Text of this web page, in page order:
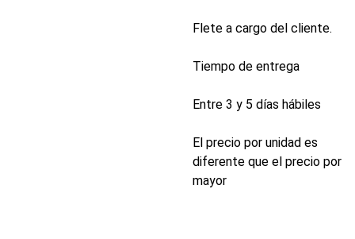
Flete a cargo del cliente.
Tiempo de entrega
Entre 3 y 5 días hábiles
El precio por unidad es
diferente que el precio por
mayor